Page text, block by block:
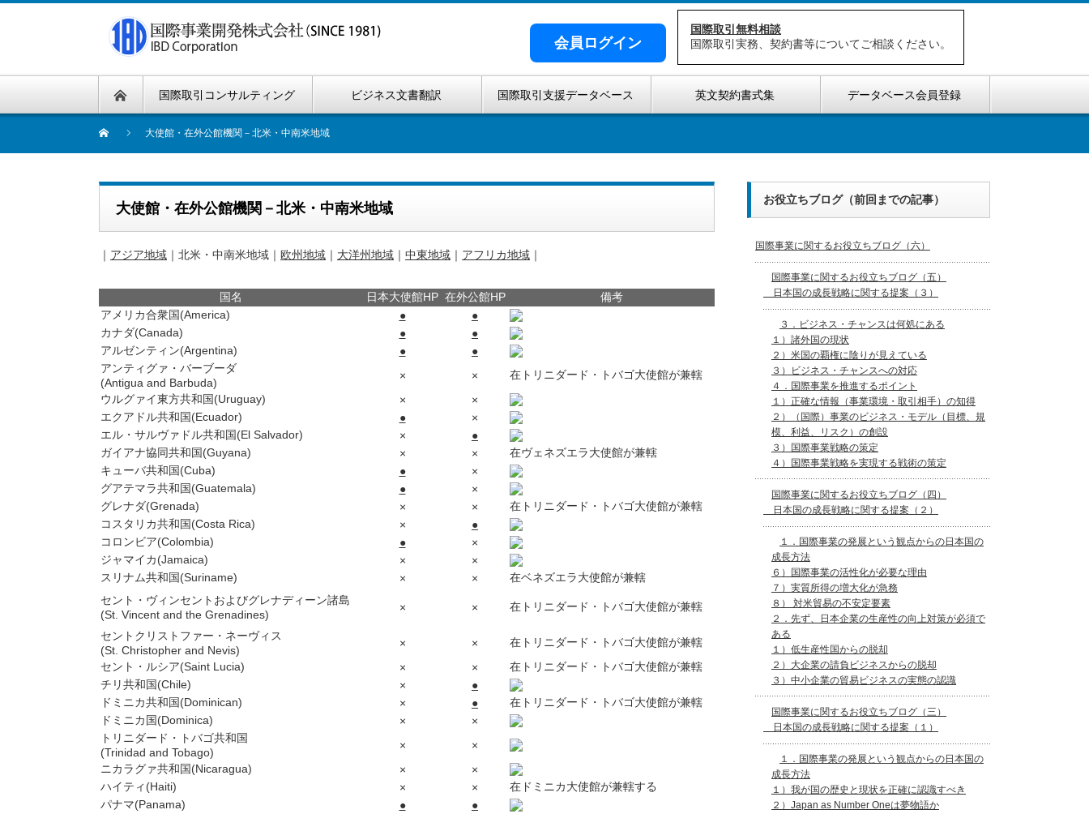
会員ログイン
国際取引無料相談
国際取引実務、契約書等についてご相談ください。
国際取引コンサルティング ビジネス文書翻訳 国際取引支援データベース 英文契約書式集 データベース会員登録
大使館・在外公館機関－北米・中南米地域
大使館・在外公館機関－北米・中南米地域
｜ アジア地域 ｜北米・中南米地域｜ 欧州地域 ｜ 大洋州地域 ｜ 中東地域 ｜ アフリカ地域 ｜
国名 日本大使館HP 在外公館HP
備考
アメリカ合衆国(America)
●
●
カナダ(Canada)
●
●
アルゼンティン(Argentina)
●
●
アンティグァ・バーブーダ
(Antigua and Barbuda)
× ×
在トリニダード・トバゴ大使館が兼轄
ウルグァイ東方共和国(Uruguay)
×
×
エクアドル共和国(Ecuador)
●
×
エル・サルヴァドル共和国(El Salvador)
×
●
ガイアナ協同共和国(Guyana)
× ×
在ヴェネズエラ大使館が兼轄
キューバ共和国(Cuba)
●
×
グアテマラ共和国(Guatemala)
●
×
グレナダ(Grenada)
× ×
在トリニダード・トバゴ大使館が兼轄
コスタリカ共和国(Costa Rica)
×
●
コロンビア(Colombia)
●
×
ジャマイカ(Jamaica)
×
×
スリナム共和国(Suriname)
× ×
在ベネズエラ大使館が兼轄
セント・ヴィンセントおよびグレナディーン諸島
(St. Vincent and the Grenadines)
× × 在トリニダード・トバゴ大使館が兼轄
セントクリストファー・ネーヴィス
(St. Christopher and Nevis)
× ×
在トリニダード・トバゴ大使館が兼轄
セント・ルシア(Saint Lucia)
× ×
在トリニダード・トバゴ大使館が兼轄
チリ共和国(Chile)
×
●
ドミニカ共和国(Dominican)
× ●
在トリニダード・トバゴ大使館が兼轄
ドミニカ国(Dominica)
×
×
トリニダード・トバゴ共和国
(Trinidad and Tobago)
×
×
ニカラグァ共和国(Nicaragua)
×
×
ハイティ(Haiti)
× ×
在ドミニカ大使館が兼轄する
パナマ(Panama)
●
●
お役立ちブログ（前回までの記事）
国際事業に関するお役立ちブログ（六）
国際事業に関するお役立ちブログ（五）
日本国の成長戦略に関する提案（３）
３．ビジネス・チャンスは何処にある
１）諸外国の現状
２）米国の覇権に陰りが見えている
３）ビジネス・チャンスへの対応
４．国際事業を推進するポイント
１）正確な情報（事業環境・取引相手）の知得
２）（国際）事業のビジネス・モデル（目標、規
模、利益、リスク）の創設
３）国際事業戦略の策定
４）国際事業戦略を実現する戦術の策定
国際事業に関するお役立ちブログ（四）
日本国の成長戦略に関する提案（２）
１．国際事業の発展という観点からの日本国の
成長方法
６）国際事業の活性化が必要な理由
７）実質所得の増大化が急務
８） 対米貿易の不安定要素
２．先ず、日本企業の生産性の向上対策が必須で
ある
１）低生産性国からの脱却
２）大企業の請負ビジネスからの脱却
３）中小企業の貿易ビジネスの実態の認識
国際事業に関するお役立ちブログ（三）
日本国の成長戦略に関する提案（１）
１．国際事業の発展という観点からの日本国の
成長方法
１）我が国の歴史と現状を正確に認識すべき
２）Japan as Number Oneは夢物語か